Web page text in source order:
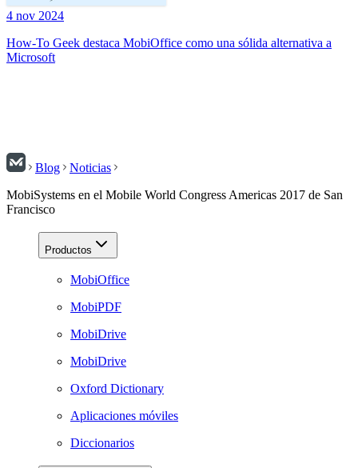
4 nov 2024
How-To Geek destaca MobiOffice como una sólida alternativa a
Microsoft
Blog
Noticias
MobiSystems en el Mobile World Congress Americas 2017 de San
Francisco
Productos
MobiOffice
MobiPDF
MobiDrive
MobiDrive
Oxford Dictionary
Aplicaciones móviles
Diccionarios